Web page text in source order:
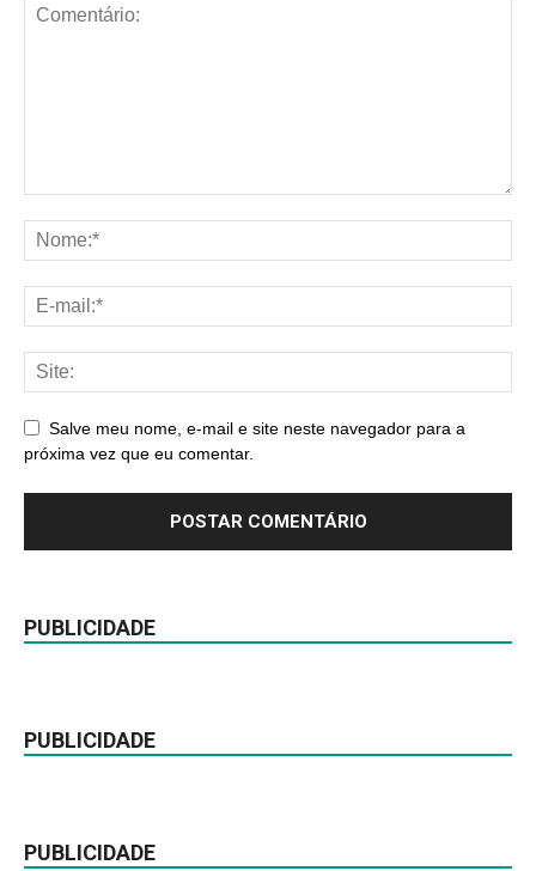
Salve meu nome, e-mail e site neste navegador para a
próxima vez que eu comentar.
PUBLICIDADE
PUBLICIDADE
PUBLICIDADE